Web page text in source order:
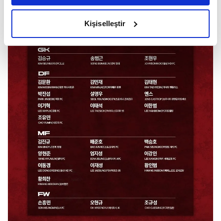
amacımızın size daha iyi bir reklam deneyimi sunmak
elimizden gelen çabayı gösterdiğimizi ve bu noktada,
kalemimiz olduğunu sizlere hatırlatmak isteriz.
Her halükârda, kullanıcılar, bu çerezlere izin vermedikleri
takdirde, kullanıcılara hedefli reklamlar
gösterilmeyecektir."
Sizlere daha iyi bir hizmet sunabilmek için İnternet
Sitemizde kendimize ve üçüncü kişilere ait çerezler
kullanılmaktadır. Bu çerezler vasıtasıyla çeşitli kişisel
verileriniz işlenmekte olup gerekli olan çerezler bilgi
toplumu hizmetlerinin sunulması amacıyla
kullanılmaktadır. Diğer çerezler, sitemizin daha işlevsel
kılınması ve kişiselleştirilmesi ve sizlere yönelik
reklam/pazarlama faaliyetlerinin yapılması, amaçlarıyla
sınırlı olarak açık rızanız dahilinde kullanılacaktır.
Kişiselleştir